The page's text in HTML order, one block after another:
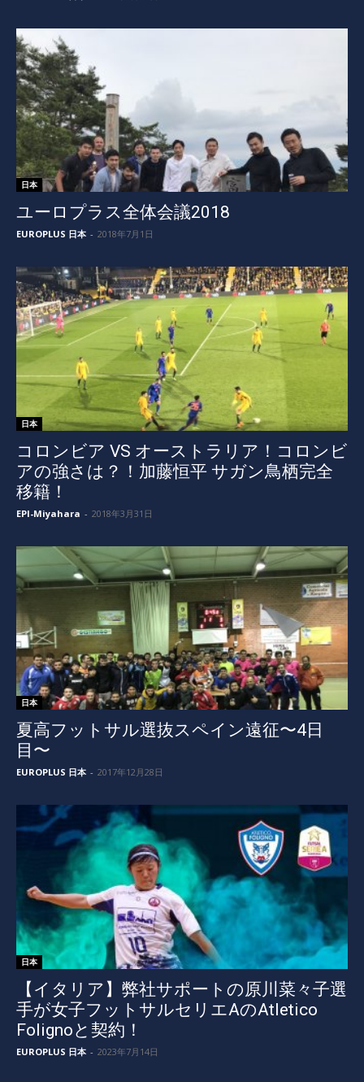
日本
ユーロプラス全体会議2018
EUROPLUS 日本 - 2018年7月1日
日本
コロンビア VS オーストラリア！コロンビ
アの強さは？！加藤恒平 サガン鳥栖完全
移籍！
EPI-Miyahara - 2018年3月31日
日本
夏高フットサル選抜スペイン遠征〜4日
目〜
EUROPLUS 日本 - 2017年12月28日
日本
【イタリア】弊社サポートの原川菜々子選
手が女子フットサルセリエAのAtletico
Folignoと契約！
EUROPLUS 日本 - 2023年7月14日